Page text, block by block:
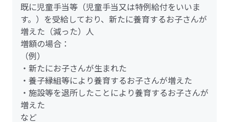
既に児童手当等（児童手当又は特例給付をいいま
す。）を受給しており、新たに養育するお子さんが
増えた（減った）人
増額の場合：
（例）
・新たにお子さんが生まれた
・養子縁組等により養育するお子さんが増えた
・施設等を退所したことにより養育するお子さんが
増えた
など